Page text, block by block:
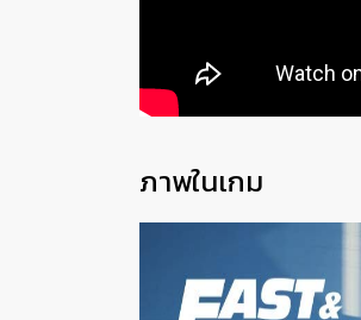
ภาพในเกม